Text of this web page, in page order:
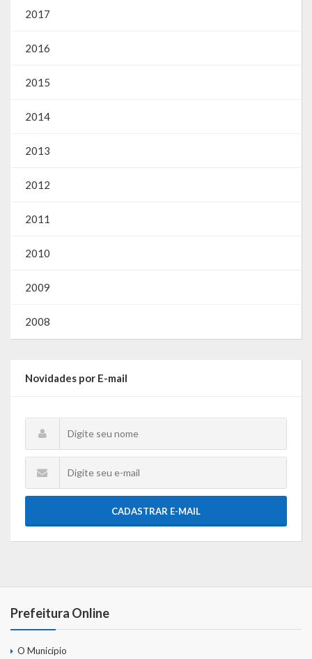
2017
2016
2015
2014
2013
2012
2011
2010
2009
2008
Novidades por E-mail
CADASTRAR E-MAIL
Prefeitura Online
O Município